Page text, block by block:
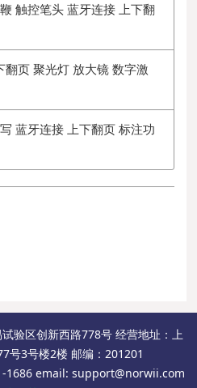
触控笔头 蓝牙连接 上下翻
翻页 聚光灯 放大镜 数字激
蓝牙连接 上下翻页 标注功
验区创新西路778号 经营地址：上
号3号楼2楼 邮编：201201
1686 email: support@norwii.com